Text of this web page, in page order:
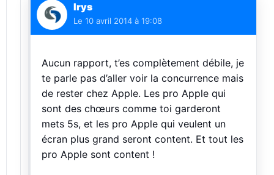
Irys
Le 10 avril 2014 à 19:08
Aucun rapport, t’es complètement débile, je
te parle pas d’aller voir la concurrence mais
de rester chez Apple. Les pro Apple qui
sont des chœurs comme toi garderont
mets 5s, et les pro Apple qui veulent un
écran plus grand seront content. Et tout les
pro Apple sont content !